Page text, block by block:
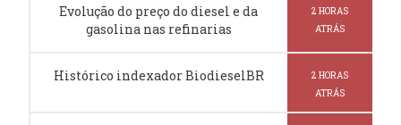
Evolução do preço do diesel e da
gasolina nas refinarias
2 HORAS
ATRÁS
Histórico indexador BiodieselBR
2 HORAS
ATRÁS